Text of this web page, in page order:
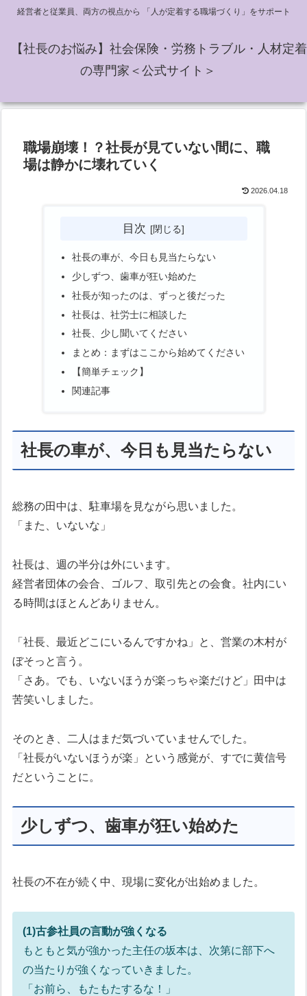
経営者と従業員、両方の視点から 「人が定着する職場づくり」をサポート
【社長のお悩み】社会保険・労務トラブル・人材定着
の専門家＜公式サイト＞
職場崩壊！？社長が見ていない間に、職
場は静かに壊れていく
2026.04.18
目次
社長の車が、今日も見当たらない
少しずつ、歯車が狂い始めた
社長が知ったのは、ずっと後だった
社長は、社労士に相談した
社長、少し聞いてください
まとめ：まずはここから始めてください
【簡単チェック】
関連記事
社長の車が、今日も見当たらない
総務の田中は、駐車場を見ながら思いました。
「また、いないな」
社長は、週の半分は外にいます。
経営者団体の会合、ゴルフ、取引先との会食。社内にい
る時間はほとんどありません。
「社長、最近どこにいるんですかね」と、営業の木村が
ぼそっと言う。
「さあ。でも、いないほうが楽っちゃ楽だけど」田中は
苦笑いしました。
そのとき、二人はまだ気づいていませんでした。
「社長がいないほうが楽」という感覚が、すでに黄信号
だということに。
少しずつ、歯車が狂い始めた
社長の不在が続く中、現場に変化が出始めました。
(1)古参社員の言動が強くなる
もともと気が強かった主任の坂本は、次第に部下へ
の当たりが強くなっていきました。
「お前ら、もたもたするな！」